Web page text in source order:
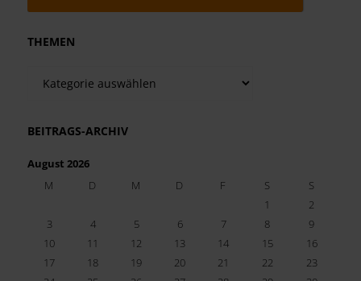
THEMEN
BEITRAGS-ARCHIV
August 2026
M
D M D F S
S
1
2
3
4 5 6 7 8
9
10
11 12 13 14 15
16
17
18 19 20 21 22
23